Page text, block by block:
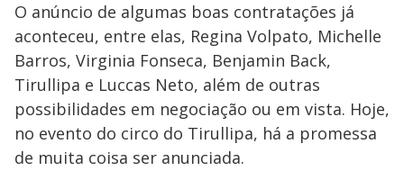
O anúncio de algumas boas contratações já
aconteceu, entre elas, Regina Volpato, Michelle
Barros, Virginia Fonseca, Benjamin Back,
Tirullipa e Luccas Neto, além de outras
possibilidades em negociação ou em vista. Hoje,
no evento do circo do Tirullipa, há a promessa
de muita coisa ser anunciada.